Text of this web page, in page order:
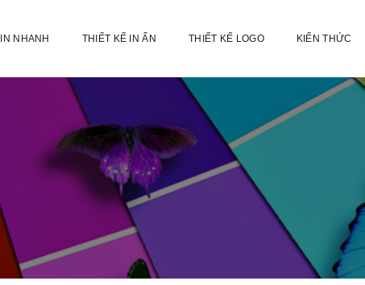
IN NHANH THIẾT KẾ IN ẤN THIẾT KẾ LOGO KIẾN THỨC